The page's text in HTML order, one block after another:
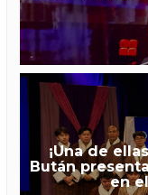
¡Una de
Bután
en